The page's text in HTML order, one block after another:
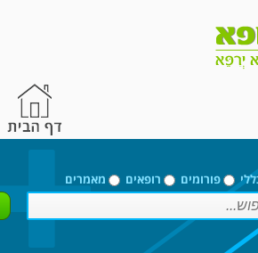
פורומים רופאים מאמרים